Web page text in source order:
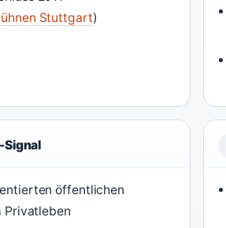
Stuttgart)
öffentlichen
Privatleben